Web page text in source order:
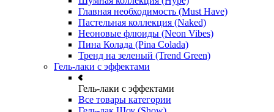
Главная необходимость (Must Have)
Пастельная коллекция (Naked)
Неоновые флюиды (Neon Vibes)
Пина Колада (Pina Colada)
Тренд на зеленый (Trend Green)
Гель-лаки с эффектами
Гель-лаки с эффектами
Все товары категории